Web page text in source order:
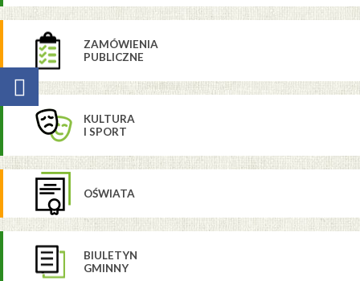
ZAMÓWIENIA
PUBLICZNE
KULTURA
I SPORT
OŚWIATA
BIULETYN
GMINNY